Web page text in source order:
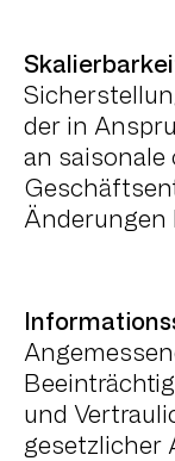
der in
an saisonale
Änderungen
und
gesetzlicher